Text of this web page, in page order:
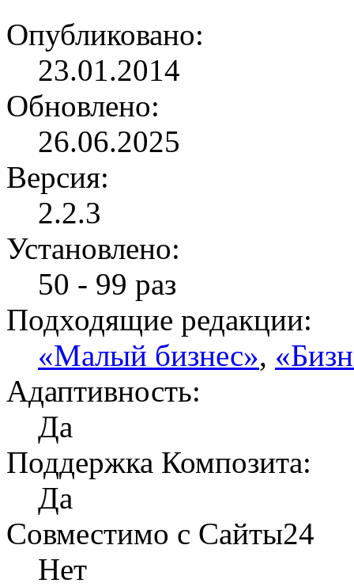
Опубликовано:
23.01.2014
Обновлено:
26.06.2025
Версия:
2.2.3
Установлено:
50 - 99 раз
Подходящие редакции:
«Малый бизнес»,
Адаптивность:
Да
Поддержка Композита:
Да
Совместимо с Сайты24
Нет